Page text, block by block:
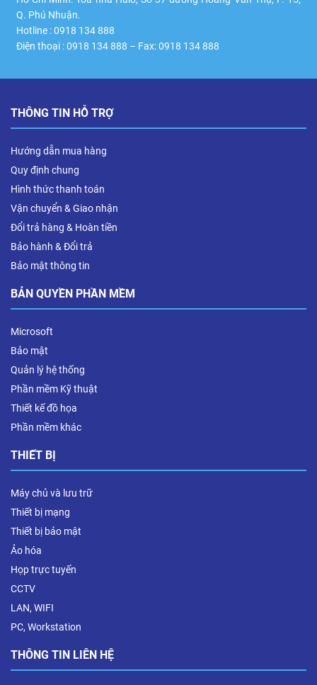
Q. Phú Nhuận.
Hotline : 0918 134 888
Điện thoại : 0918 134 888 – Fax: 0918 134 888
THÔNG TIN HỖ TRỢ
Hướng dẫn mua hàng
Quy định chung
Hình thức thanh toán
Vận chuyển & Giao nhận
Đổi trả hàng & Hoàn tiền
Bảo hành & Đổi trả
Bảo mật thông tin
BẢN QUYỀN PHẦN MỀM
Microsoft
Bảo mật
Quản lý hệ thống
Phần mềm Kỹ thuật
Thiết kế đồ họa
Phần mềm khác
THIẾT BỊ
Máy chủ và lưu trữ
Thiết bị mạng
Thiết bị bảo mật
Ảo hóa
Họp trực tuyến
CCTV
LAN, WIFI
PC, Workstation
THÔNG TIN LIÊN HỆ